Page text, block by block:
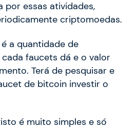
por essas atividades,
criptomoedas.
a quantidade de
faucets dá e o valor
Terá de pesquisar e
de bitcoin investir o
é muito simples e só